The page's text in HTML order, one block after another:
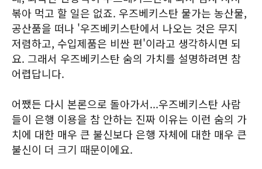
볶아 먹고 할 일은 없죠. 우즈베키스탄 물가는 농산물,
공산품을 떠나 '우즈베키스탄에서 나오는 것은 무지
저렴하고, 수입제품은 비싼 편'이라고 생각하시면 되
요. 그래서 우즈베키스탄 숨의 가치를 설명하려면 참
어렵답니다.
어쨌든 다시 본론으로 돌아가서...우즈베키스탄 사람
들이 은행 이용을 참 안하는 진짜 이유는 이런 숨의 가
치에 대한 매우 큰 불신보다 은행 자체에 대한 매우 큰
불신이 더 크기 때문이에요.